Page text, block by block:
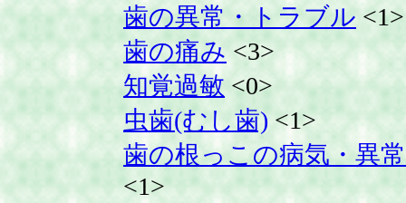
歯の異常・トラブル <1>
歯の痛み<3>
知覚過敏 <0>
虫歯(むし歯)<1>
歯の根っこの病気・異常
<1>